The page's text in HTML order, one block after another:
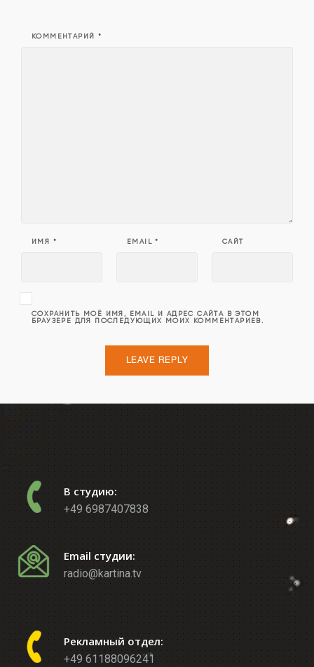
КОММЕНТАРИЙ *
ИМЯ * EMAIL* САЙТ
СОХРАНИТЬ МОЁ ИМЯ, EMAIL И АДРЕС САЙТА В ЭТОМ
БРАУЗЕРЕ ДЛЯ ПОСЛЕДУЮЩИХ МОИХ КОММЕНТАРИЕВ.
В студию:
+49 6987407838
Email студии:
radio@kartina.tv
Рекламный отдел:
+49 61188096241